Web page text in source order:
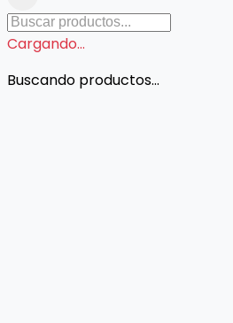
Cargando...
Buscando productos...